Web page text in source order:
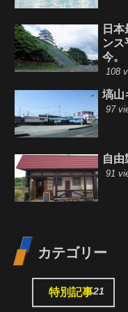
日
ンス
今。
108
塙山
97
自由
91
カテゴリー
特別記事21